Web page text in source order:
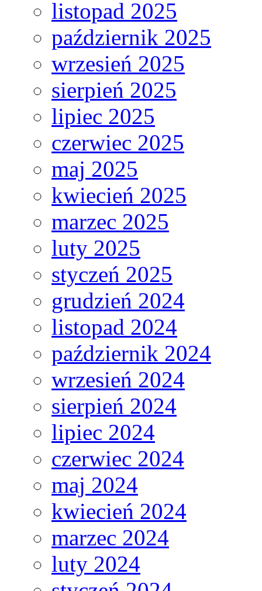
listopad 2025
październik 2025
wrzesień 2025
sierpień 2025
lipiec 2025
czerwiec 2025
maj 2025
kwiecień 2025
marzec 2025
luty 2025
styczeń 2025
grudzień 2024
listopad 2024
październik 2024
wrzesień 2024
sierpień 2024
lipiec 2024
czerwiec 2024
maj 2024
kwiecień 2024
marzec 2024
luty 2024